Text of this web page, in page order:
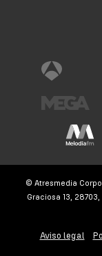
© Atresmedia
Graciosa 13,
Aviso legal